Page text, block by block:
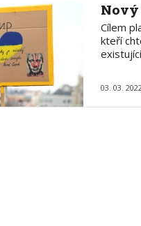
Nový
Cílem
kteří
03. 03.